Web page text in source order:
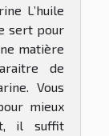
L’huile
sert pour
matière
de
Vous
mieux
il suffit